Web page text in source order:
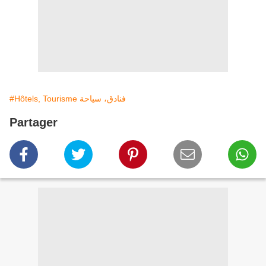
#Hôtels, Tourisme فنادق، سياحة
Partager